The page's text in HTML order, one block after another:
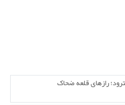
رازهای قلعه ضحاک